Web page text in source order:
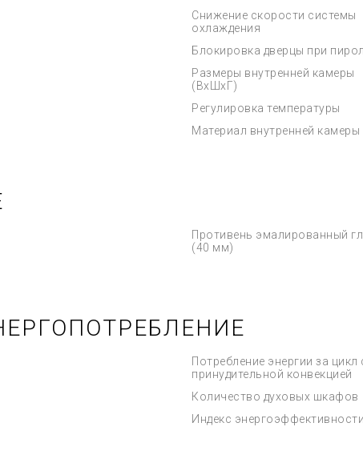
Снижение скорости системы
охлаждения
Блокировка дверцы при
Размеры внутренней камеры
(ВхШхГ)
Регулировка температуры
Материал внутренней камеры
Противень эмалированный
(40 мм)
Потребление энергии за цикл
принудительной конвекцией
Количество духовых шкафов
Индекс энергоэффективности